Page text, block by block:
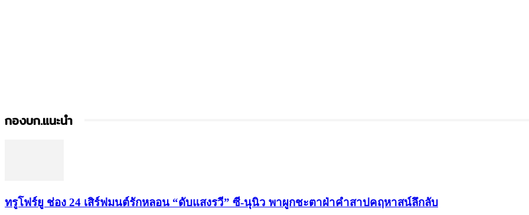
กองบก.แนะนำ
ทรูโฟร์ยู ช่อง 24 เสิร์ฟมนต์รักหลอน “ดับแสงรวี” ซี-นุนิว พาผูกชะตาฝ่าคำสาปคฤหาสน์ลึกลับ